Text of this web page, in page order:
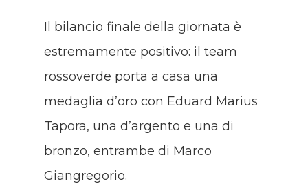
Il bilancio finale della giornata è
estremamente positivo: il team
rossoverde porta a casa una
medaglia d’oro con Eduard Marius
Tapora, una d’argento e una di
bronzo, entrambe di Marco
Giangregorio.